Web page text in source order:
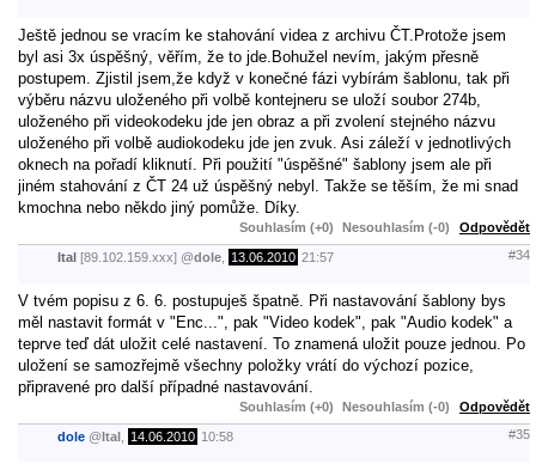
Ještě jednou se vracím ke stahování videa z archivu ČT.Protože jsem
byl asi 3x úspěšný, věřím, že to jde.Bohužel nevím, jakým přesně
postupem. Zjistil jsem,že když v konečné fázi vybírám šablonu, tak při
výběru názvu uloženého při volbě kontejneru se uloží soubor 274b,
uloženého při videokodeku jde jen obraz a při zvolení stejného názvu
uloženého při volbě audiokodeku jde jen zvuk. Asi záleží v jednotlivých
oknech na pořadí kliknutí. Při použití "úspěšné" šablony jsem ale při
jiném stahování z ČT 24 už úspěšný nebyl. Takže se těším, že mi snad
kmochna nebo někdo jiný pomůže. Díky.
Souhlasím (+0) Nesouhlasím (-0) Odpovědět
Ital [89.102.159.xxx] @dole 13.06.2010 21:57 #34
V tvém popisu z 6. 6. postupuješ špatně. Při nastavování šablony bys
měl nastavit formát v "Enc...", pak "Video kodek", pak "Audio kodek" a
teprve teď dát uložit celé nastavení. To znamená uložit pouze jednou. Po
uložení se samozřejmě všechny položky vrátí do výchozí pozice,
připravené pro další případné nastavování.
Souhlasím (+0) Nesouhlasím (-0) Odpovědět
dole @Ital 14.06.2010 10:58 #35